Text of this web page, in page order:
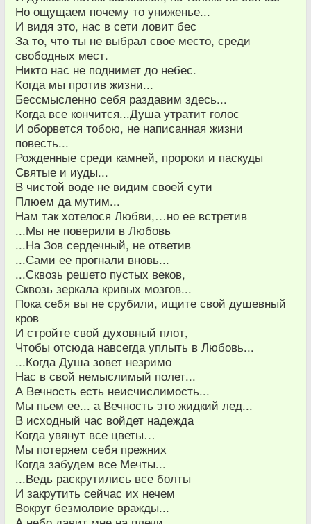
Но ощущаем почему то униженье...
И видя это, нас в сети ловит бес
За то, что ты не выбрал свое место, среди
свободных мест.
Никто нас не поднимет до небес.
Когда мы против жизни...
Бессмысленно себя раздавим здесь...
Когда все кончится...Душа утратит голос
И оборвется тобою, не написанная жизни
повесть...
Рожденные среди камней, пророки и паскуды
Святые и иуды...
В чистой воде не видим своей сути
Плюем да мутим...
Нам так хотелося Любви,…но ее встретив
...Мы не поверили в Любовь
...На Зов сердечный, не ответив
...Сами ее прогнали вновь...
...Сквозь решето пустых веков,
Сквозь зеркала кривых мозгов...
Пока себя вы не срубили, ищите свой душевный
кров
И стройте свой духовный плот,
Чтобы отсюда навсегда уплыть в Любовь...
...Когда Душа зовет незримо
Нас в свой немыслимый полет...
А Вечность есть неисчислимость...
Мы пьем ее... а Вечность это жидкий лед...
В исходный час войдет надежда
Когда увянут все цветы…
Мы потеряем себя прежних
Когда забудем все Мечты...
...Ведь раскрутились все болты
И закрутить сейчас их нечем
Вокруг безмолвие вражды...